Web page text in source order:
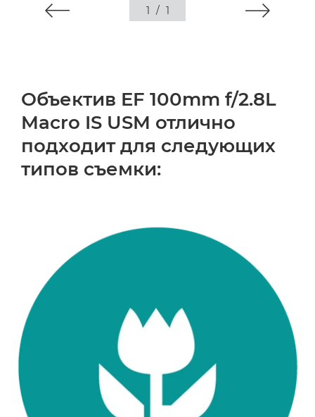
1 / 1
Объектив EF 100mm f/2.8L
Macro IS USM отлично
подходит для следующих
типов съемки: